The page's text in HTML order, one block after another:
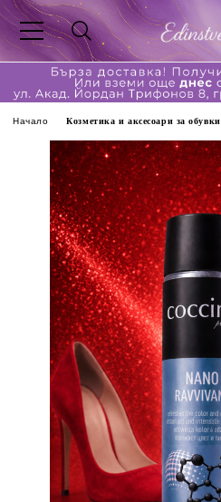
Начало Козметика и аксесоари за обувки